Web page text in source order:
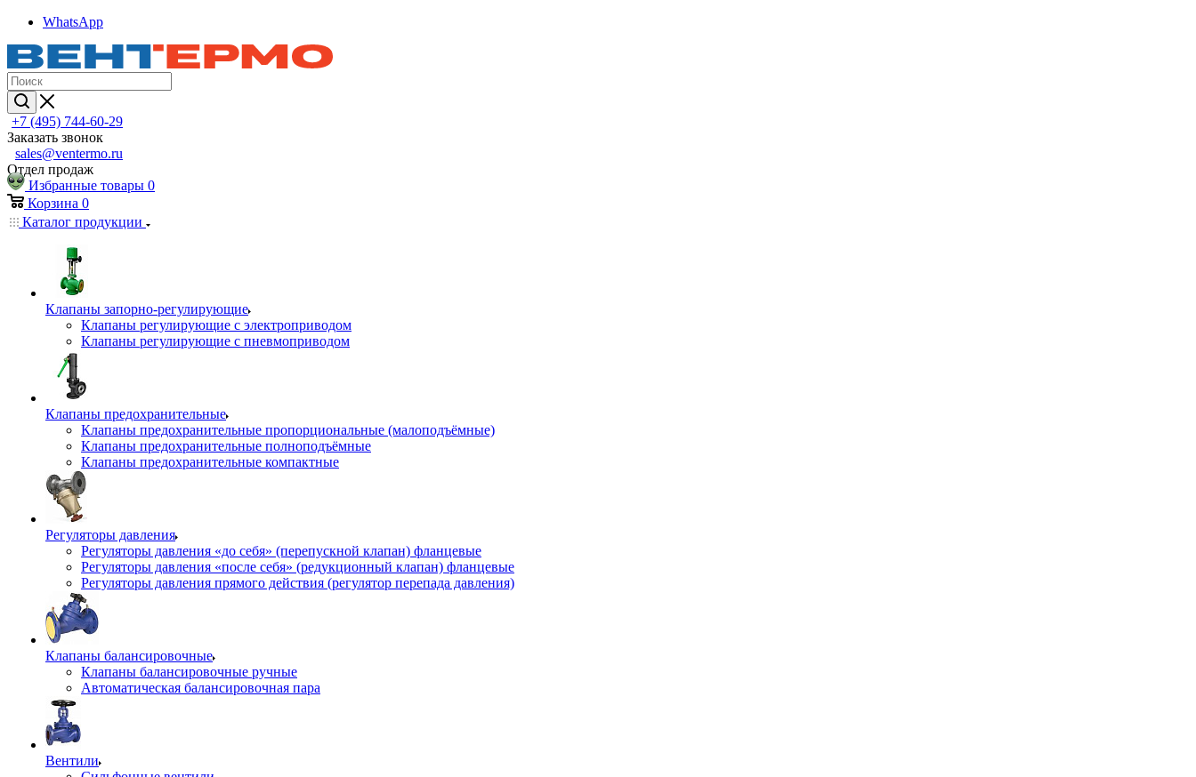
WhatsApp
+7 (495) 744-60-29
Заказать звонок
sales@ventermo.ru
Отдел продаж
Избранные товары 0
Корзина 0
Каталог продукции
Клапаны запорно-регулирующие
Клапаны регулирующие с электроприводом
Клапаны регулирующие с пневмоприводом
Клапаны предохранительные
Клапаны предохранительные пропорциональные (малоподъёмные)
Клапаны предохранительные полноподъёмные
Клапаны предохранительные компактные
Регуляторы давления
Регуляторы давления «до себя» (перепускной клапан) фланцевые
Регуляторы давления «после себя» (редукционный клапан) фланцевые
Регуляторы давления прямого действия (регулятор перепада давления)
Клапаны балансировочные
Клапаны балансировочные ручные
Автоматическая балансировочная пара
Вентили